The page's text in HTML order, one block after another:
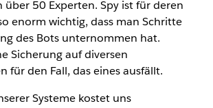
50 Experten. Spy ist für deren
enorm wichtig, dass man Schritte
des Bots unternommen hat.
Sicherung auf diversen
für den Fall, das eines ausfällt.
Systeme kostet uns